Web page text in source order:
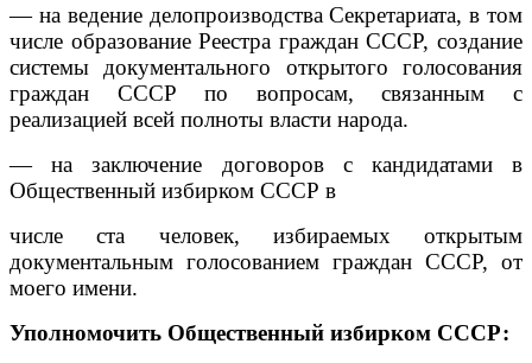
— на ведение делопроизводства Секретариата, в том
числе образование Реестра граждан СССР, создание
системы документального открытого голосования
граждан СССР по вопросам, связанным с
реализацией всей полноты власти народа.
— на заключение договоров с кандидатами в
Общественный избирком СССР в
числе ста человек, избираемых открытым
документальным голосованием граждан СССР, от
моего имени.
Уполномочить Общественный избирком СССР: